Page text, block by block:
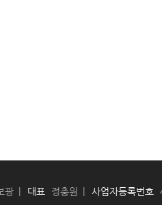
광 대표 정충원 사업자등록번호